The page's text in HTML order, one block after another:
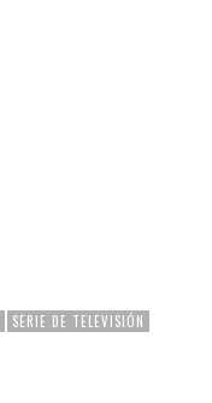
SERIE DE TELEVISIÓN